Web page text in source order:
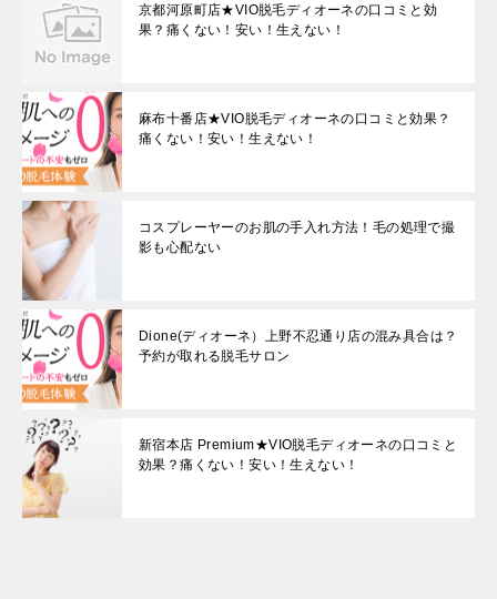
京都河原町店★VIO脱毛ディオーネの口コミと効
果？痛くない！安い！生えない！
麻布十番店★VIO脱毛ディオーネの口コミと効果？
痛くない！安い！生えない！
コスプレーヤーのお肌の手入れ方法！毛の処理で撮
影も心配ない
Dione(ディオーネ）上野不忍通り店の混み具合は？
予約が取れる脱毛サロン
新宿本店 Premium★VIO脱毛ディオーネの口コミと
効果？痛くない！安い！生えない！